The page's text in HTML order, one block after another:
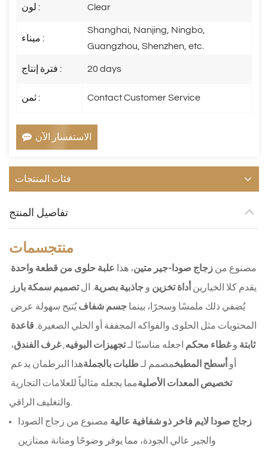
لون : Clear
ميناء :
Shanghai, Nanjing, Ningbo,
Guangzhou, Shenzhen, etc.
فترة إنتاج : 20 days
ثمن : Contact Customer Service
الاستفسار الآن
فئات المنتجات
تفاصيل المنتج
منتجسمات
مصنوع من زجاج صودا-جير متين، هذا علبة حلوى من قطعة واحدة
يقدم كلا الخيارين أداة تخزين و جاذبية بصرية. ال تصميم سمكة بارز
يُضفي ذلك ملمسًا وسحرًا، بينما جسم شفاف
المحتويات مثل الحلوى والفواكه المجففة أو الحلي الصغيرة.
ثابتة و غطاء محكم اجعله مناسبًا لـ تجهيزات البوفيه, غرف الفندق
أو أسطح المطبخمصمم لـ طلبات بالجملةهذا البرطمان يدعم
تخصيص المعدات الأصلية
والتغليف الراقي.
زجاج صودا لايم فاخر ذو شفافية عالية مصنوع من زجاج الصودا
والجير عالي الجودة، مما يوفر وضوحًا ومتانة ممتازين